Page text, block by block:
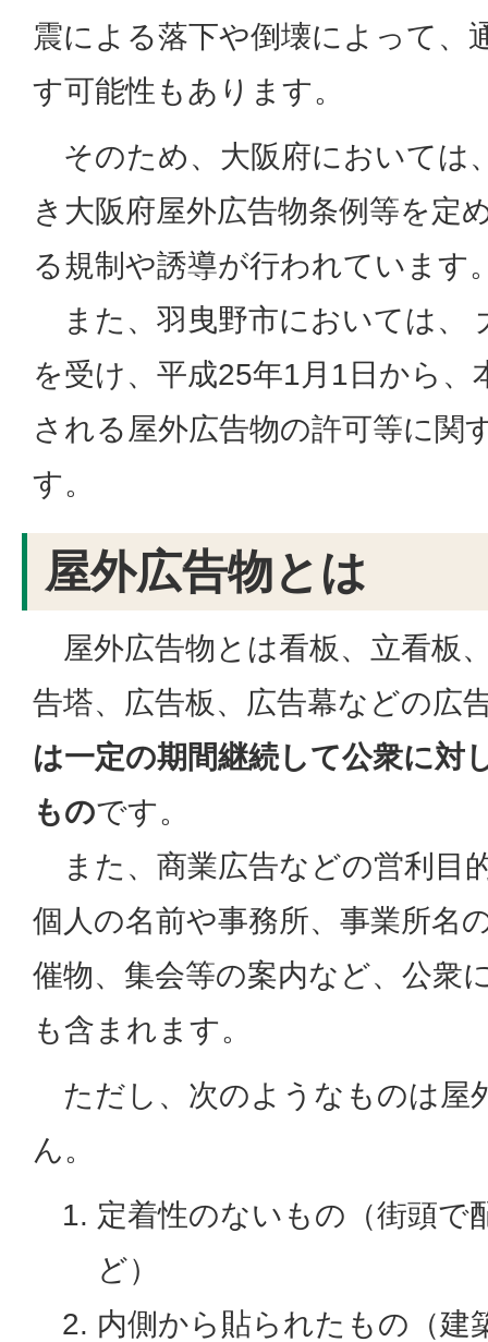
震による落下や倒壊によって、
す可能性もあります。
そのため、大阪府においては
き大阪府屋外広告物条例等を定
る規制や誘導が行われています
また、羽曳野市においては、
を受け、平成25年1月1日から、
される屋外広告物の許可等に関
す。
屋外広告物とは
屋外広告物とは看板、立看板
告塔、広告板、広告幕などの広
は一定の期間継続して公衆に対
ものです。
また、商業広告などの営利目
個人の名前や事務所、事業所名
催物、集会等の案内など、公衆
も含まれます。
ただし、次のようなものは屋
ん。
定着性のないもの（街頭で
ど）
内側から貼られたもの（建